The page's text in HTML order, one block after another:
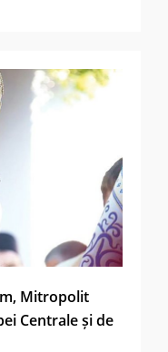
Mitropolit
Centrale și de